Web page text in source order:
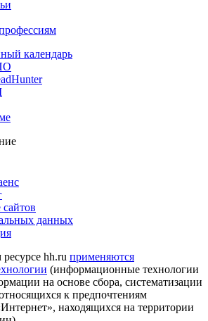
календарь
данных
hh.ru применяются
(информационные технологии
на основе сбора, систематизации
к предпочтениям
находящихся на территории